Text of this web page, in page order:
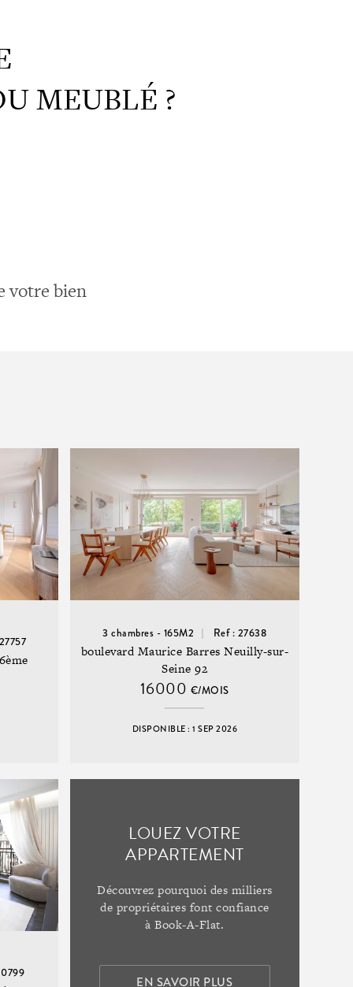
MEUBLÉ ?
votre bien
3 chambres - 165M2 Ref : 27638
boulevard Maurice Barres Neuilly-sur-
Seine 92
16000 €/MOIS
DISPONIBLE : 1 SEP 2026
LOUEZ VOTRE
APPARTEMENT
Découvrez pourquoi des milliers
de propriétaires font confiance
à Book-A-Flat.
EN SAVOIR PLUS